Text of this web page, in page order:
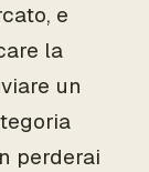
e
la
un
perderai